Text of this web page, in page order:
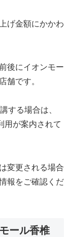
げ金額にかかわ
後にイオンモー
舗です。
する場合は、
用が案内されて
変更される場合
報をご確認くだ
ール香椎